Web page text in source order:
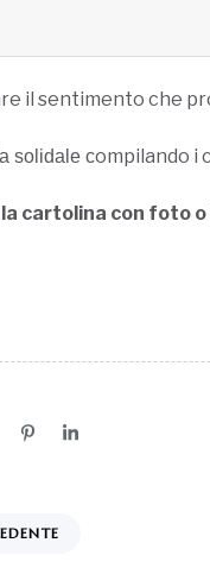
il sentimento che
solidale compilando i
la cartolina con foto